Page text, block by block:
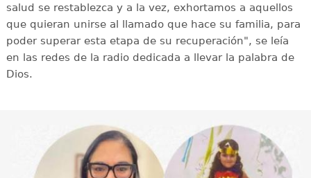
salud se restablezca y a la vez, exhortamos a aquellos
que quieran unirse al llamado que hace su familia, para
poder superar esta etapa de su recuperación", se leía
en las redes de la radio dedicada a llevar la palabra de
Dios.